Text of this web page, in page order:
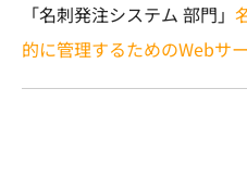
「名刺発注システム 部門」
的に管理するためのWebサ